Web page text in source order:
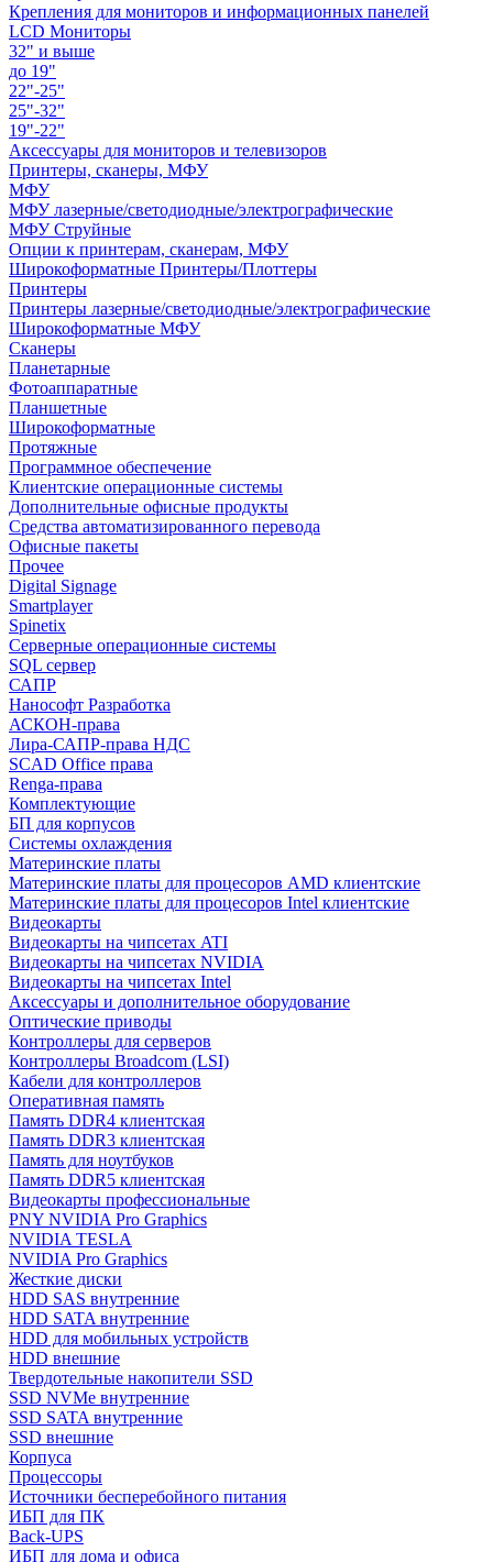
Крепления для мониторов и информационных панелей
LCD Мониторы
32" и выше
до 19"
22"-25"
25"-32"
19"-22"
Аксессуары для мониторов и телевизоров
Принтеры, сканеры, МФУ
МФУ
МФУ лазерные/светодиодные/электрографические
МФУ Струйные
Опции к принтерам, сканерам, МФУ
Широкоформатные Принтеры/Плоттеры
Принтеры
Принтеры лазерные/светодиодные/электрографические
Широкоформатные МФУ
Сканеры
Планетарные
Фотоаппаратные
Планшетные
Широкоформатные
Протяжные
Программное обеспечение
Клиентские операционные системы
Дополнительные офисные продукты
Средства автоматизированного перевода
Офисные пакеты
Прочее
Digital Signage
Smartplayer
Spinetix
Серверные операционные системы
SQL сервер
САПР
Нанософт Разработка
АСКОН-права
Лира-САПР-права НДС
SCAD Office права
Renga-права
Комплектующие
БП для корпусов
Системы охлаждения
Материнские платы
Материнские платы для процесоров AMD клиентские
Материнские платы для процесоров Intel клиентские
Видеокарты
Видеокарты на чипсетах ATI
Видеокарты на чипсетах NVIDIA
Видеокарты на чипсетах Intel
Аксессуары и дополнительное оборудование
Оптические приводы
Контроллеры для серверов
Контроллеры Broadcom (LSI)
Кабели для контроллеров
Оперативная память
Память DDR4 клиентская
Память DDR3 клиентская
Память для ноутбуков
Память DDR5 клиентская
Видеокарты профессиональные
PNY NVIDIA Pro Graphics
NVIDIA TESLA
NVIDIA Pro Graphics
Жесткие диски
HDD SAS внутренние
HDD SATA внутренние
HDD для мобильных устройств
HDD внешние
Твердотельные накопители SSD
SSD NVMe внутренние
SSD SATA внутренние
SSD внешние
Корпуса
Процессоры
Источники бесперебойного питания
ИБП для ПК
Back-UPS
ИБП для дома и офиса